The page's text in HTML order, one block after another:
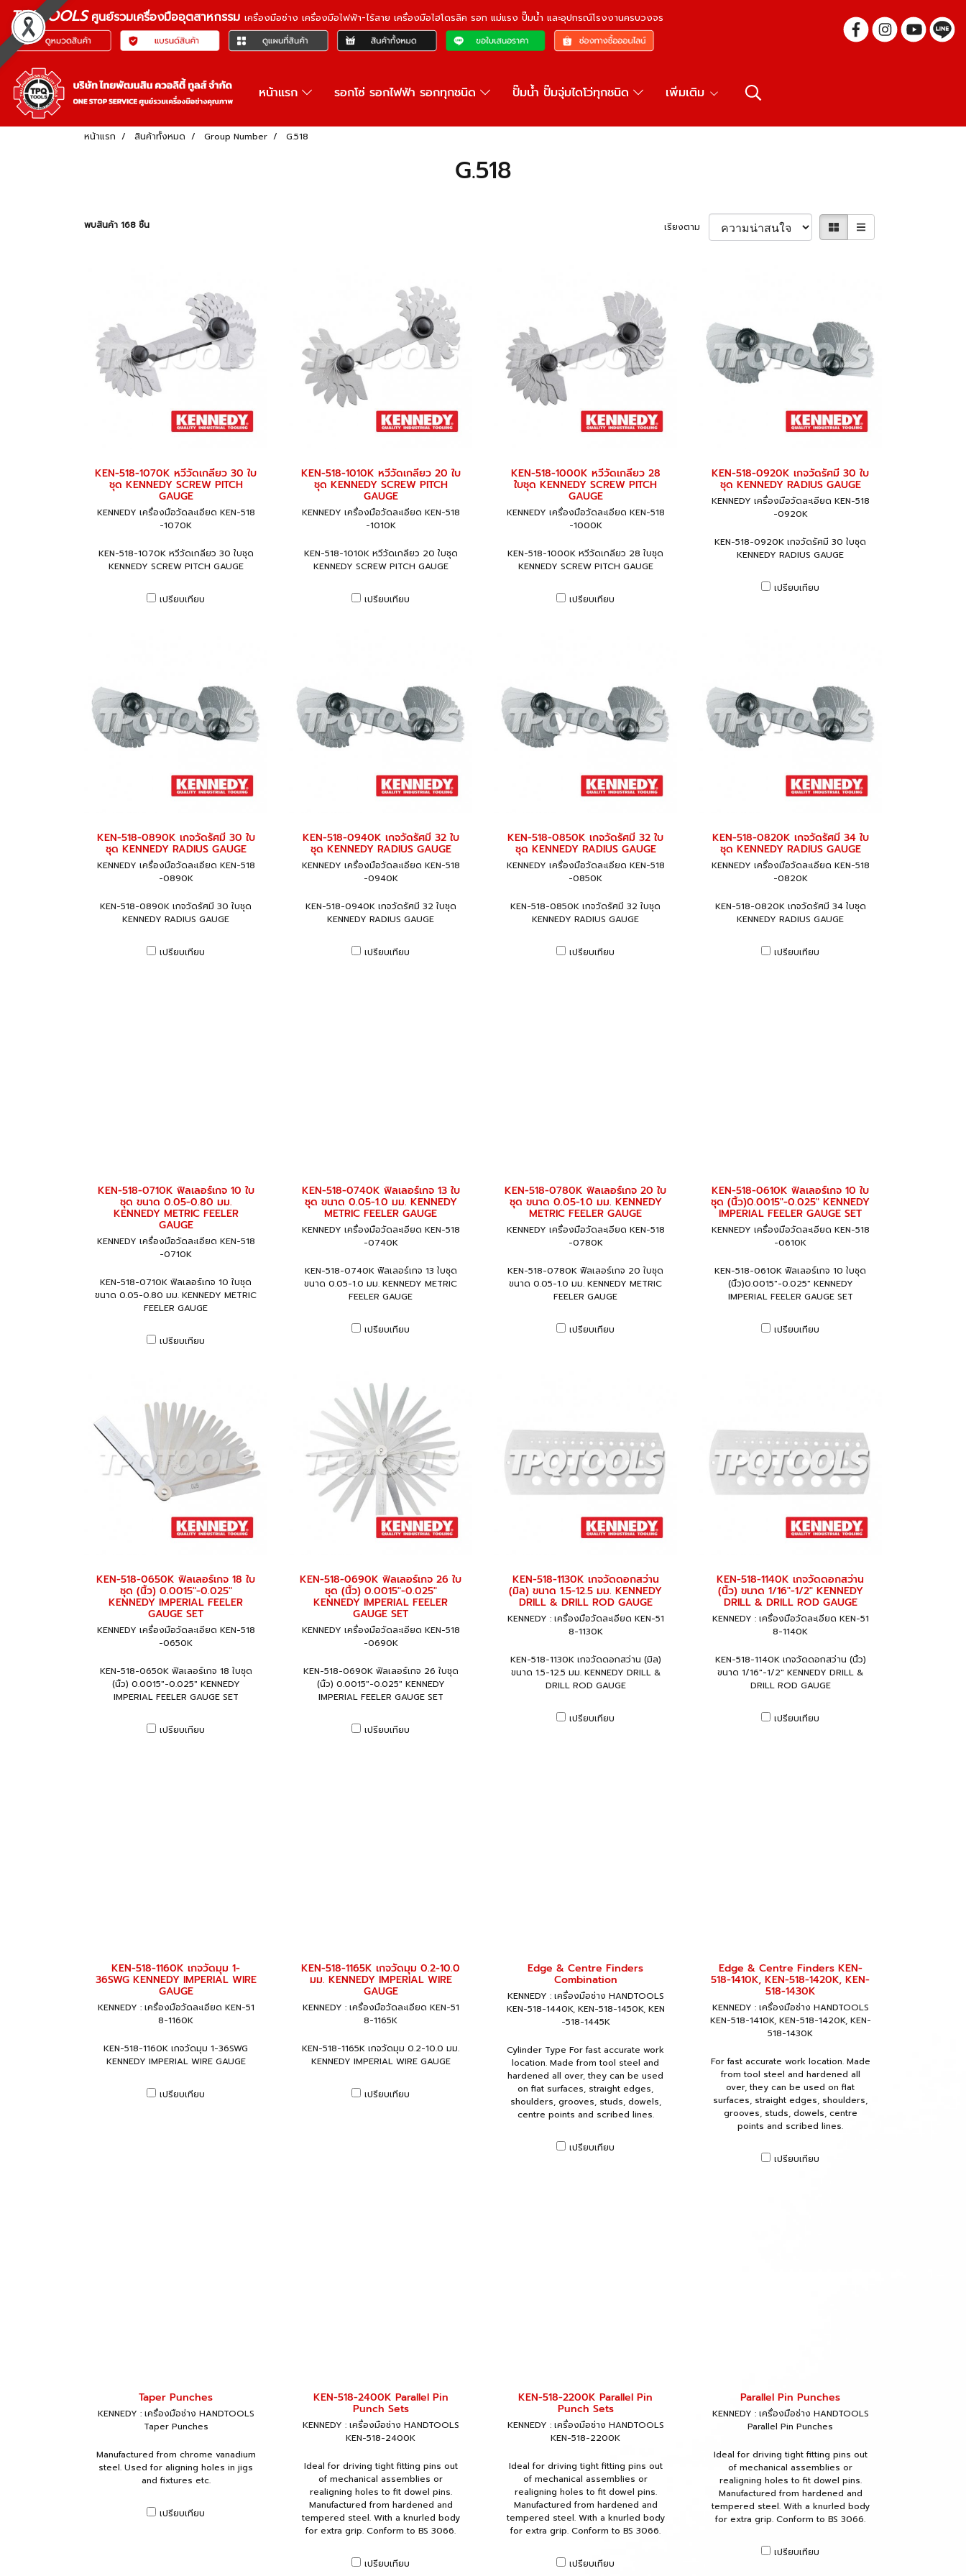
TPQTOOLSศูนย์รวมเครื่องมืออุตสาหกรรม เครื่องมือช่าง เครื่องมือไฟฟ้า-ไร้สาย เครื่องมือไฮโดรลิค รอก แม่แรง ปั๊มน้ำ และอุปกรณ์โรงงานครบวงจร
หน้าแรก รอกโซ่ รอกไฟฟ้า รอกทุกชนิด ปั๊มน้ำ ปั๊มจุ่มไดโว่ทุกชนิด เพิ่มเติม
หน้าแรก สินค้าทั้งหมด Group Number G.518
G.518
พบสินค้า 168 ชิ้น เรียงตาม
KEN-518-1070K หวีวัดเกลียว 30 ใบ
ชุด KENNEDY SCREW PITCH
GAUGE
KENNEDY เครื่องมือวัดละเอียด KEN-518
-1070K
KEN-518-1070K หวีวัดเกลียว 30 ใบชุด
KENNEDY SCREW PITCH GAUGE
เปรียบเทียบ
KEN-518-1010K หวีวัดเกลียว 20 ใบ
ชุด KENNEDY SCREW PITCH
GAUGE
KENNEDY เครื่องมือวัดละเอียด KEN-518
-1010K
KEN-518-1010K หวีวัดเกลียว 20 ใบชุด
KENNEDY SCREW PITCH GAUGE
เปรียบเทียบ
KEN-518-1000K หวีวัดเกลียว 28
ใบชุด KENNEDY SCREW PITCH
GAUGE
KENNEDY เครื่องมือวัดละเอียด KEN-518
-1000K
KEN-518-1000K หวีวัดเกลียว 28 ใบชุด
KENNEDY SCREW PITCH GAUGE
เปรียบเทียบ
KEN-518-0920K เกจวัดรัศมี 30 ใบ
ชุด KENNEDY RADIUS GAUGE
KENNEDY เครื่องมือวัดละเอียด KEN-518
-0920K
KEN-518-0920K เกจวัดรัศมี 30 ใบชุด
KENNEDY RADIUS GAUGE
เปรียบเทียบ
KEN-518-0890K เกจวัดรัศมี 30 ใบ
ชุด KENNEDY RADIUS GAUGE
KENNEDY เครื่องมือวัดละเอียด KEN-518
-0890K
KEN-518-0890K เกจวัดรัศมี 30 ใบชุด
KENNEDY RADIUS GAUGE
เปรียบเทียบ
KEN-518-0940K เกจวัดรัศมี 32 ใบ
ชุด KENNEDY RADIUS GAUGE
KENNEDY เครื่องมือวัดละเอียด KEN-518
-0940K
KEN-518-0940K เกจวัดรัศมี 32 ใบชุด
KENNEDY RADIUS GAUGE
เปรียบเทียบ
KEN-518-0850K เกจวัดรัศมี 32 ใบ
ชุด KENNEDY RADIUS GAUGE
KENNEDY เครื่องมือวัดละเอียด KEN-518
-0850K
KEN-518-0850K เกจวัดรัศมี 32 ใบชุด
KENNEDY RADIUS GAUGE
เปรียบเทียบ
KEN-518-0820K เกจวัดรัศมี 34 ใบ
ชุด KENNEDY RADIUS GAUGE
KENNEDY เครื่องมือวัดละเอียด KEN-518
-0820K
KEN-518-0820K เกจวัดรัศมี 34 ใบชุด
KENNEDY RADIUS GAUGE
เปรียบเทียบ
KEN-518-0710K ฟิลเลอร์เกจ 10 ใบ
ชุด ขนาด 0.05-0.80 มม.
KENNEDY METRIC FEELER
GAUGE
KENNEDY เครื่องมือวัดละเอียด KEN-518
-0710K
KEN-518-0710K ฟิลเลอร์เกจ 10 ใบชุด
ขนาด 0.05-0.80 มม. KENNEDY METRIC
FEELER GAUGE
เปรียบเทียบ
KEN-518-0740K ฟิลเลอร์เกจ 13 ใบ
ชุด ขนาด 0.05-1.0 มม. KENNEDY
METRIC FEELER GAUGE
KENNEDY เครื่องมือวัดละเอียด KEN-518
-0740K
KEN-518-0740K ฟิลเลอร์เกจ 13 ใบชุด
ขนาด 0.05-1.0 มม. KENNEDY METRIC
FEELER GAUGE
เปรียบเทียบ
KEN-518-0780K ฟิลเลอร์เกจ 20 ใบ
ชุด ขนาด 0.05-1.0 มม. KENNEDY
METRIC FEELER GAUGE
KENNEDY เครื่องมือวัดละเอียด KEN-518
-0780K
KEN-518-0780K ฟิลเลอร์เกจ 20 ใบชุด
ขนาด 0.05-1.0 มม. KENNEDY METRIC
FEELER GAUGE
เปรียบเทียบ
KEN-518-0610K ฟิลเลอร์เกจ 10 ใบ
ชุด (นิ้ว)0.0015"-0.025" KENNEDY
IMPERIAL FEELER GAUGE SET
KENNEDY เครื่องมือวัดละเอียด KEN-518
-0610K
KEN-518-0610K ฟิลเลอร์เกจ 10 ใบชุด
(นิ้ว)0.0015"-0.025" KENNEDY
IMPERIAL FEELER GAUGE SET
เปรียบเทียบ
KEN-518-0650K ฟิลเลอร์เกจ 18 ใบ
ชุด (นิ้ว) 0.0015"-0.025"
KENNEDY IMPERIAL FEELER
GAUGE SET
KENNEDY เครื่องมือวัดละเอียด KEN-518
-0650K
KEN-518-0650K ฟิลเลอร์เกจ 18 ใบชุด
(นิ้ว) 0.0015"-0.025" KENNEDY
IMPERIAL FEELER GAUGE SET
เปรียบเทียบ
KEN-518-0690K ฟิลเลอร์เกจ 26 ใบ
ชุด (นิ้ว) 0.0015"-0.025"
KENNEDY IMPERIAL FEELER
GAUGE SET
KENNEDY เครื่องมือวัดละเอียด KEN-518
-0690K
KEN-518-0690K ฟิลเลอร์เกจ 26 ใบชุด
(นิ้ว) 0.0015"-0.025" KENNEDY
IMPERIAL FEELER GAUGE SET
เปรียบเทียบ
KEN-518-1130K เกจวัดดอกสว่าน
(มิล) ขนาด 1.5-12.5 มม. KENNEDY
DRILL & DRILL ROD GAUGE
KENNEDY : เครื่องมือวัดละเอียด KEN-51
8-1130K
KEN-518-1130K เกจวัดดอกสว่าน (มิล)
ขนาด 1.5-12.5 มม. KENNEDY DRILL &
DRILL ROD GAUGE
เปรียบเทียบ
KEN-518-1140K เกจวัดดอกสว่าน
(นิ้ว) ขนาด 1/16"-1/2" KENNEDY
DRILL & DRILL ROD GAUGE
KENNEDY : เครื่องมือวัดละเอียด KEN-51
8-1140K
KEN-518-1140K เกจวัดดอกสว่าน (นิ้ว)
ขนาด 1/16"-1/2" KENNEDY DRILL &
DRILL ROD GAUGE
เปรียบเทียบ
KEN-518-1160K เกจวัดมุม 1-
36SWG KENNEDY IMPERIAL WIRE
GAUGE
KENNEDY : เครื่องมือวัดละเอียด KEN-51
8-1160K
KEN-518-1160K เกจวัดมุม 1-36SWG
KENNEDY IMPERIAL WIRE GAUGE
เปรียบเทียบ
KEN-518-1165K เกจวัดมุม 0.2-10.0
มม. KENNEDY IMPERIAL WIRE
GAUGE
KENNEDY : เครื่องมือวัดละเอียด KEN-51
8-1165K
KEN-518-1165K เกจวัดมุม 0.2-10.0 มม.
KENNEDY IMPERIAL WIRE GAUGE
เปรียบเทียบ
Edge & Centre Finders
Combination
KENNEDY : เครื่องมือช่าง HANDTOOLS
KEN-518-1440K, KEN-518-1450K, KEN
-518-1445K
Cylinder Type For fast accurate work
location. Made from tool steel and
hardened all over, they can be used
on flat surfaces, straight edges,
shoulders, grooves, studs, dowels,
centre points and scribed lines.
เปรียบเทียบ
Edge & Centre Finders KEN-
518-1410K, KEN-518-1420K, KEN-
518-1430K
KENNEDY : เครื่องมือช่าง HANDTOOLS
KEN-518-1410K, KEN-518-1420K, KEN-
518-1430K
For fast accurate work location. Made
from tool steel and hardened all
over, they can be used on flat
surfaces, straight edges, shoulders,
grooves, studs, dowels, centre
points and scribed lines.
เปรียบเทียบ
Taper Punches
KENNEDY : เครื่องมือช่าง HANDTOOLS
Taper Punches
Manufactured from chrome vanadium
steel. Used for aligning holes in jigs
and fixtures etc.
เปรียบเทียบ
KEN-518-2400K Parallel Pin
Punch Sets
KENNEDY : เครื่องมือช่าง HANDTOOLS
KEN-518-2400K
Ideal for driving tight fitting pins out
of mechanical assemblies or
realigning holes to fit dowel pins.
Manufactured from hardened and
tempered steel. With a knurled body
for extra grip. Conform to BS 3066.
เปรียบเทียบ
KEN-518-2200K Parallel Pin
Punch Sets
KENNEDY : เครื่องมือช่าง HANDTOOLS
KEN-518-2200K
Ideal for driving tight fitting pins out
of mechanical assemblies or
realigning holes to fit dowel pins.
Manufactured from hardened and
tempered steel. With a knurled body
for extra grip. Conform to BS 3066.
เปรียบเทียบ
Parallel Pin Punches
KENNEDY : เครื่องมือช่าง HANDTOOLS
Parallel Pin Punches
Ideal for driving tight fitting pins out
of mechanical assemblies or
realigning holes to fit dowel pins.
Manufactured from hardened and
tempered steel. With a knurled body
for extra grip. Conform to BS 3066.
เปรียบเทียบ